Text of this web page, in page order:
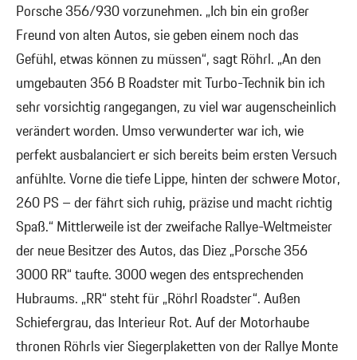
Porsche 356/930 vorzunehmen. „Ich bin ein großer
Freund von alten Autos, sie geben einem noch das
Gefühl, etwas können zu müssen“, sagt Röhrl. „An den
umgebauten 356 B Roadster mit Turbo-Technik bin ich
sehr vorsichtig rangegangen, zu viel war augenscheinlich
verändert worden. Umso verwunderter war ich, wie
perfekt ausbalanciert er sich bereits beim ersten Versuch
anfühlte. Vorne die tiefe Lippe, hinten der schwere Motor,
260 PS – der fährt sich ruhig, präzise und macht richtig
Spaß.“ Mittlerweile ist der zweifache Rallye-Weltmeister
der neue Besitzer des Autos, das Diez „Porsche 356
3000 RR“ taufte. 3000 wegen des entsprechenden
Hubraums. „RR“ steht für „Röhrl Roadster“. Außen
Schiefergrau, das Interieur Rot. Auf der Motorhaube
thronen Röhrls vier Siegerplaketten von der Rallye Monte